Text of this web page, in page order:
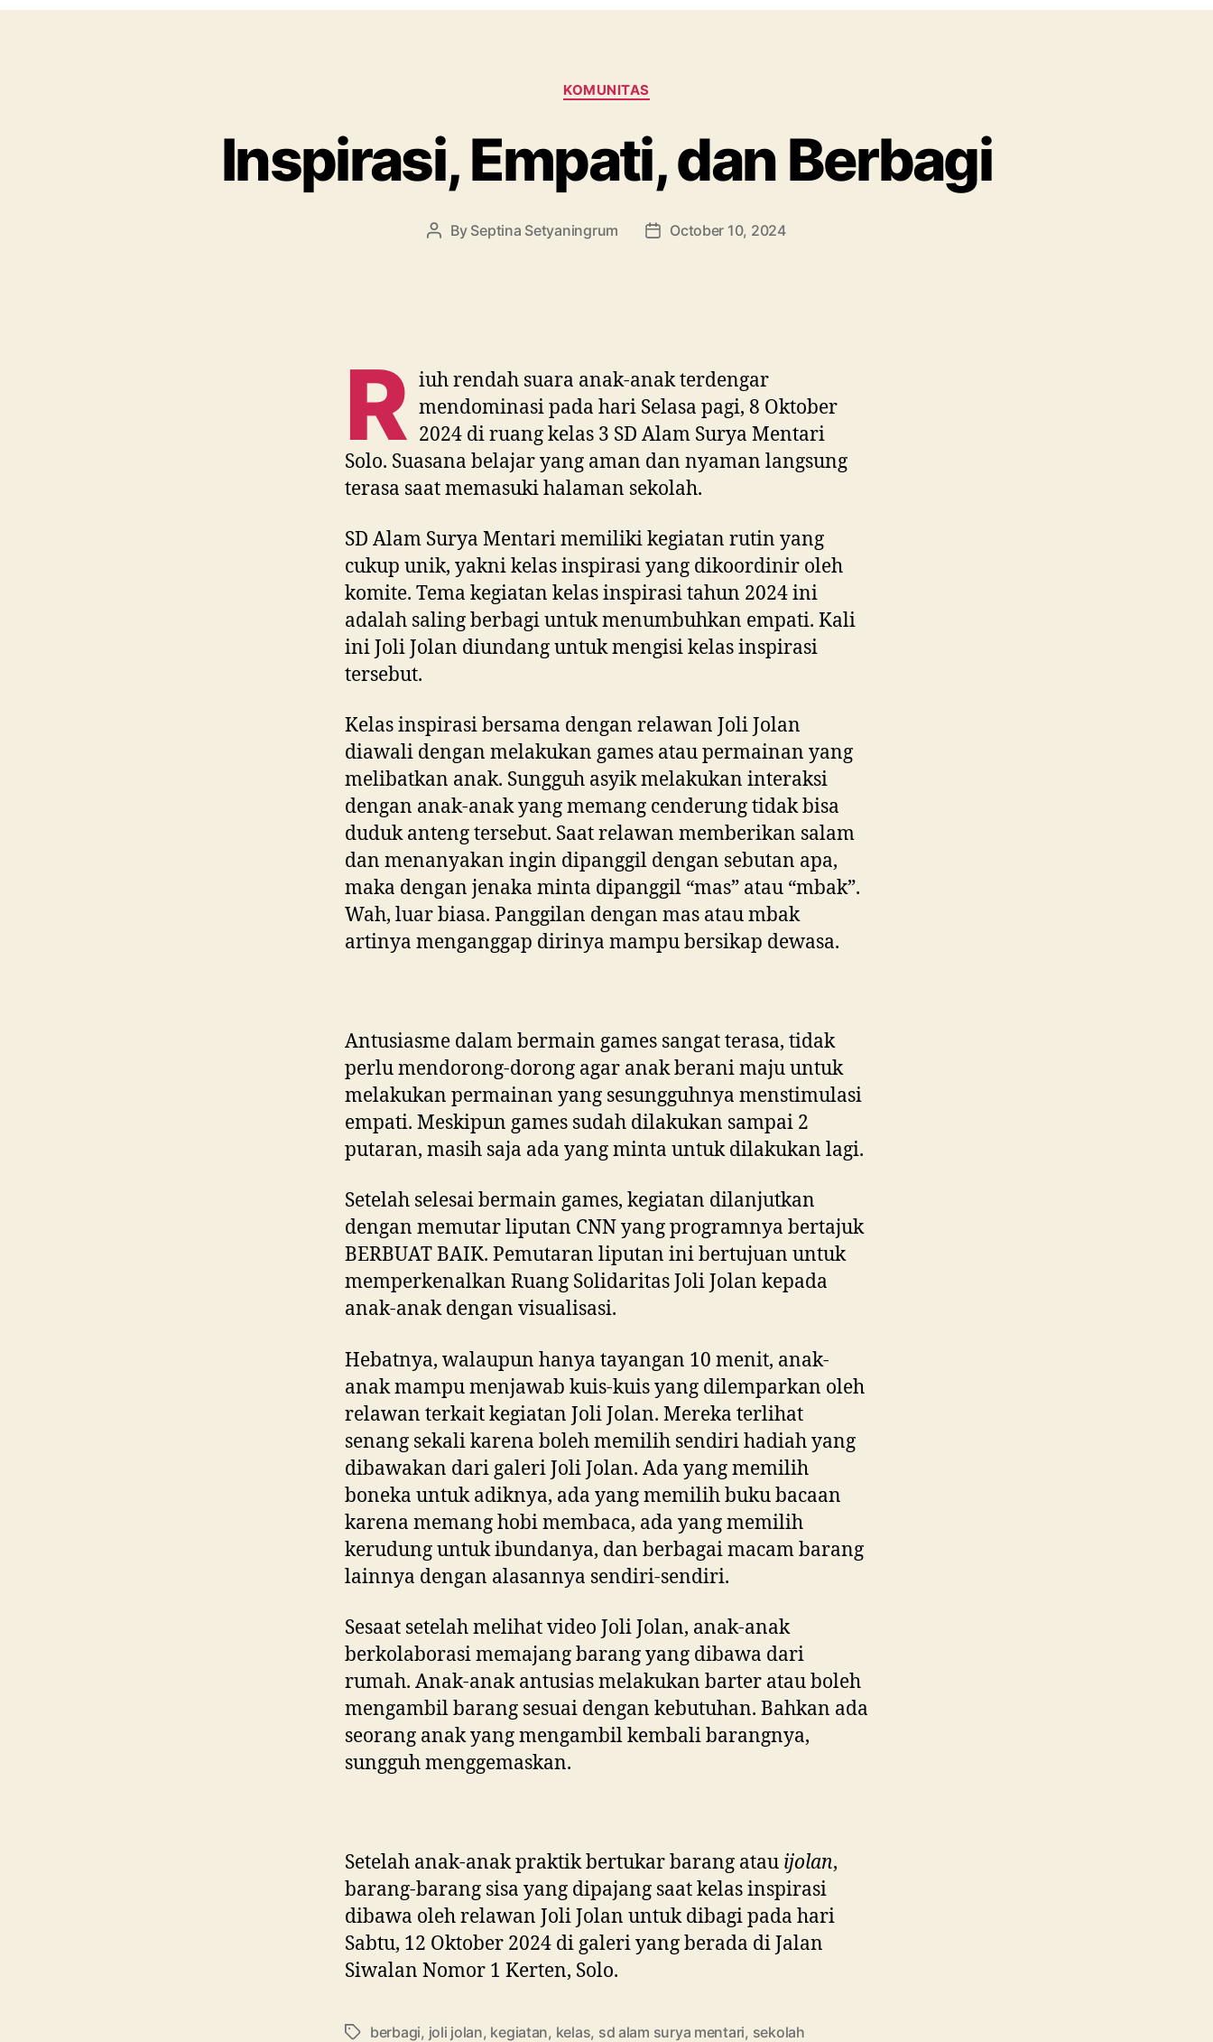
KOMUNITAS
Inspirasi, Empati, dan Berbagi
By Septina Setyaningrum October 10, 2024
R iuh rendah suara anak-anak terdengar
mendominasi pada hari Selasa pagi, 8 Oktober
2024 di ruang kelas 3 SD Alam Surya Mentari
Solo. Suasana belajar yang aman dan nyaman langsung
terasa saat memasuki halaman sekolah.
SD Alam Surya Mentari memiliki kegiatan rutin yang
cukup unik, yakni kelas inspirasi yang dikoordinir oleh
komite. Tema kegiatan kelas inspirasi tahun 2024 ini
adalah saling berbagi untuk menumbuhkan empati. Kali
ini Joli Jolan diundang untuk mengisi kelas inspirasi
tersebut.
Kelas inspirasi bersama dengan relawan Joli Jolan
diawali dengan melakukan games atau permainan yang
melibatkan anak. Sungguh asyik melakukan interaksi
dengan anak-anak yang memang cenderung tidak bisa
duduk anteng tersebut. Saat relawan memberikan salam
dan menanyakan ingin dipanggil dengan sebutan apa,
maka dengan jenaka minta dipanggil “mas” atau “mbak”.
Wah, luar biasa. Panggilan dengan mas atau mbak
artinya menganggap dirinya mampu bersikap dewasa.
Antusiasme dalam bermain games sangat terasa, tidak
perlu mendorong-dorong agar anak berani maju untuk
melakukan permainan yang sesungguhnya menstimulasi
empati. Meskipun games sudah dilakukan sampai 2
putaran, masih saja ada yang minta untuk dilakukan lagi.
Setelah selesai bermain games, kegiatan dilanjutkan
dengan memutar liputan CNN yang programnya bertajuk
BERBUAT BAIK. Pemutaran liputan ini bertujuan untuk
memperkenalkan Ruang Solidaritas Joli Jolan kepada
anak-anak dengan visualisasi.
Hebatnya, walaupun hanya tayangan 10 menit, anak-
anak mampu menjawab kuis-kuis yang dilemparkan oleh
relawan terkait kegiatan Joli Jolan. Mereka terlihat
senang sekali karena boleh memilih sendiri hadiah yang
dibawakan dari galeri Joli Jolan. Ada yang memilih
boneka untuk adiknya, ada yang memilih buku bacaan
karena memang hobi membaca, ada yang memilih
kerudung untuk ibundanya, dan berbagai macam barang
lainnya dengan alasannya sendiri-sendiri.
Sesaat setelah melihat video Joli Jolan, anak-anak
berkolaborasi memajang barang yang dibawa dari
rumah. Anak-anak antusias melakukan barter atau boleh
mengambil barang sesuai dengan kebutuhan. Bahkan ada
seorang anak yang mengambil kembali barangnya,
sungguh menggemaskan.
Setelah anak-anak praktik bertukar barang atau ijolan,
barang-barang sisa yang dipajang saat kelas inspirasi
dibawa oleh relawan Joli Jolan untuk dibagi pada hari
Sabtu, 12 Oktober 2024 di galeri yang berada di Jalan
Siwalan Nomor 1 Kerten, Solo.
berbagi, joli jolan, kegiatan, kelas, sd alam surya mentari, sekolah